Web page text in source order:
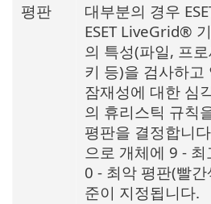
평판
대부분의 경우
ESET LiveGrid®
의 특성(파일, 프
키 등)을 검사하고
잠재성에 대한 심
의 휴리스틱 규칙
평판을 결정합니
으로 개체에 9 -
0 - 최악 평판(빨
준이 지정됩니다.